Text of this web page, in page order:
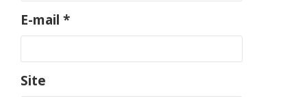
E-mail *
Site